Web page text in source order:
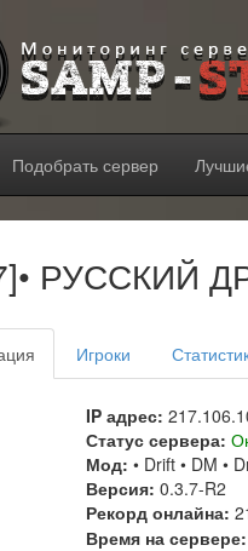
Подобрать сервер
РУССКИЙ
Игроки
IP адрес:
Статус сервера:
Мод: • Drift • DM •
Версия:0.3.7-R2
Рекорд онлайна:
Время на сервере: